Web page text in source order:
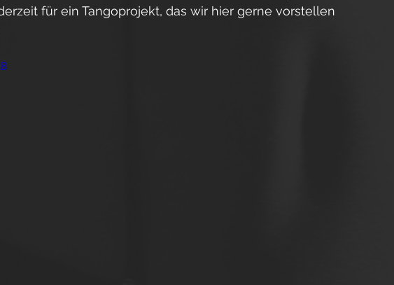
für ein Tangoprojekt, das wir hier gerne vorstellen